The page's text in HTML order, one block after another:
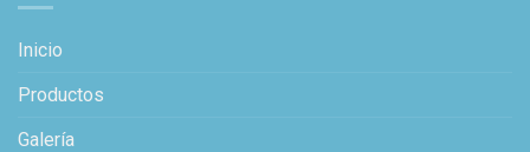
Inicio
Productos
Galería